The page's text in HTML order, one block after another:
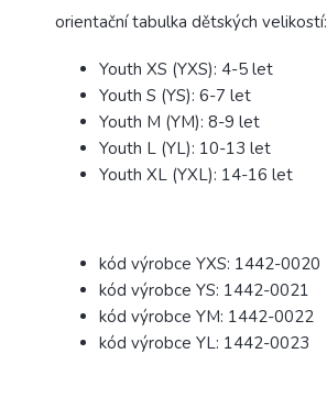
orientační tabulka dětských velikostí:
Youth XS (YXS): 4-5 let
Youth S (YS): 6-7 let
Youth M (YM): 8-9 let
Youth L (YL): 10-13 let
Youth XL (YXL): 14-16 let
kód výrobce YXS: 1442-0020
kód výrobce YS: 1442-0021
kód výrobce YM: 1442-0022
kód výrobce YL: 1442-0023